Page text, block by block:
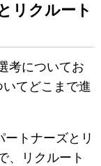
リクルート
考についてお
てどこまで進
トナーズとリ
、リクルート